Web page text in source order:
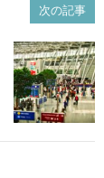
次の記事